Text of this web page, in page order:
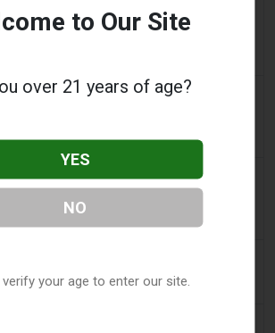
3 days ago
值十亿美元的电子烟丑闻正在毒害纳
者
院因黑天鹅电子烟视频被起诉
to Our Site
over 21 years of age?
YES
NO
your age to enter our site.